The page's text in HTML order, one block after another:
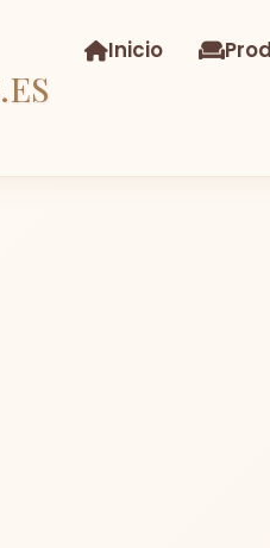
.ES
Inicio